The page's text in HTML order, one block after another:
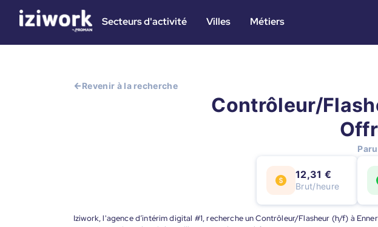
Secteurs d'activité Villes Métiers
Revenir à la recherche
Contrôleur/
12,31 €
Brut/heure
Iziwork, l'agence d’intérim digital #1, recherche un Contrôleur/Flasheur (h/f) à